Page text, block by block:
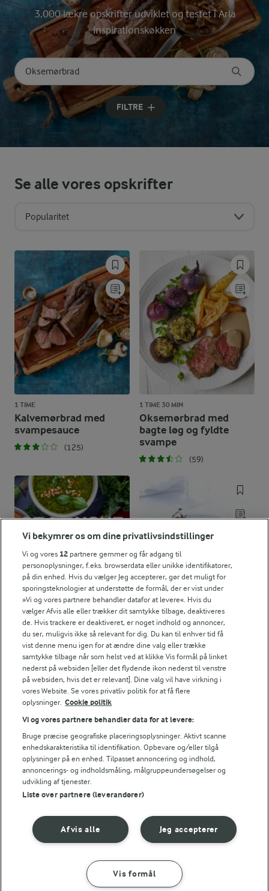
3.000 lækre opskrifter udviklet og testet i Arla
Inspirationskøkken
Søg på kategori
Indtast søgeord for at søge
FILTRE
Se alle vores opskrifter
Popularitet
1 TIME
Kalvemørbrad med
svampesauce
(125)
1 TIME 30 MIN
Oksemørbrad med
bagte løg og fyldte
svampe
(59)
30 MIN
Vermouthsauce og
stegte svampe
(9)
TJEK RÅVAREKALENDEREN
er i sæson lige nu?
3 TIMER 15 MIN
oksemørbrad
Vi bekymrer os om dine privatlivsindstillinger
Vi og vores 12 partnere gemmer og får adgang til
personoplysninger, f.eks. browserdata eller unikke identifikatorer,
på din enhed. Hvis du vælger Jeg accepterer, gør det muligt for
sporingsteknologier at understøtte de formål, der er vist under
»Vi og vores partnere behandler datafor at levere«. Hvis du
vælger Afvis alle eller trækker dit samtykke tilbage, deaktiveres
de. Hvis trackere er deaktiveret, er noget indhold og annoncer,
du ser, muligvis ikke så relevant for dig. Du kan til enhver tid få
vist denne menu igen for at ændre dine valg eller trække
samtykke tilbage når som helst ved at klikke Vis formål på linket
nederst på websiden [eller det flydende ikon nederst til venstre
på websiden, hvis det er relevant]. Dine valg vil have virkning i
vores Website. Se vores privatliv politik for at få flere
oplysninger. Cookie politik
Vi og vores partnere behandler data for at levere:
Bruge præcise geografiske placeringsoplysninger. Aktivt scanne
enhedskarakteristika til identifikation. Opbevare og/eller tilgå
oplysninger på en enhed. Tilpasset annoncering og indhold,
annoncerings- og indholdsmåling, målgruppeundersøgelser og
udvikling af tjenester.
Liste over partnere (leverandører)
Jeg accepterer
Afvis alle
Vis formål